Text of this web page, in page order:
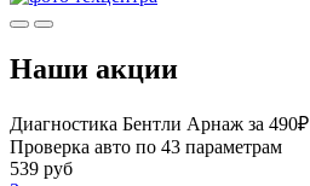
Наши акции
Диагностика Бентли Арнаж за 490₽
Проверка авто по 43 параметрам
539 руб